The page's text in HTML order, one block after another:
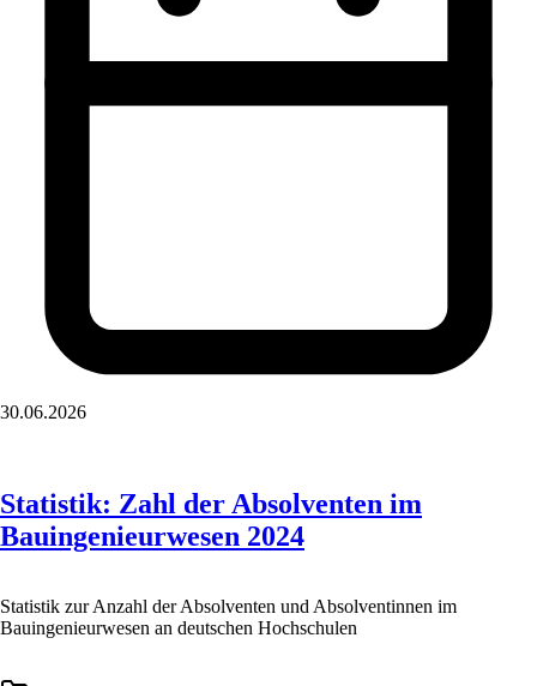
30.06.2026
Statistik: Zahl der Absolventen im
Bauingenieurwesen 2024
Statistik zur Anzahl der Absolventen und Absolventinnen im
Bauingenieurwesen an deutschen Hochschulen